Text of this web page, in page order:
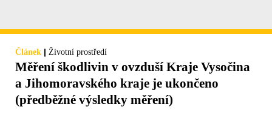
Článek | Životní prostředí
Měření škodlivin v ovzduší Kraje Vysočina
a Jihomoravského kraje je ukončeno
(předběžné výsledky měření)